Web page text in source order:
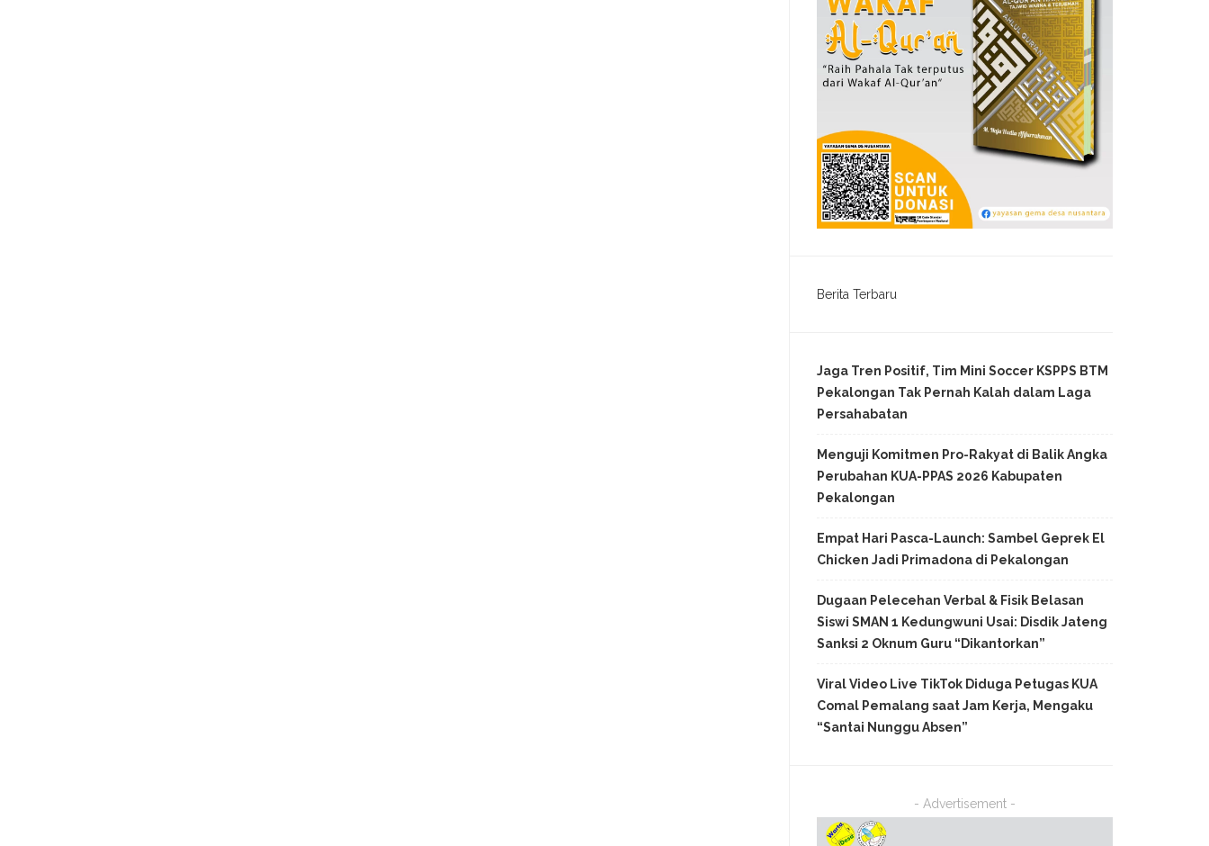
Berita Terbaru
Jaga Tren Positif, Tim Mini Soccer KSPPS BTM
Pekalongan Tak Pernah Kalah dalam Laga
Persahabatan
Menguji Komitmen Pro-Rakyat di Balik Angka
Perubahan KUA-PPAS 2026 Kabupaten
Pekalongan
Empat Hari Pasca-Launch: Sambel Geprek El
Chicken Jadi Primadona di Pekalongan
Dugaan Pelecehan Verbal & Fisik Belasan
Siswi SMAN 1 Kedungwuni Usai: Disdik Jateng
Sanksi 2 Oknum Guru “Dikantorkan”
Viral Video Live TikTok Diduga Petugas KUA
Comal Pemalang saat Jam Kerja, Mengaku
“Santai Nunggu Absen”
- Advertisement -